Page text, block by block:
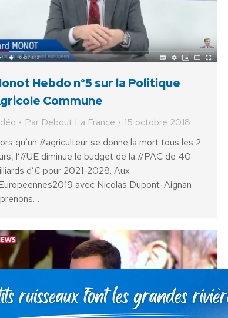
Hebdo n°5 sur la Politique
Commune
Par Debout La France
15 octobre 2018
qu’un #agriculteur se donne la mort tous les 2
l’#UE diminue le budget de la #PAC de 40
d’€ pour 2021-2028. Aux
avec Nicolas Dupont-Aignan